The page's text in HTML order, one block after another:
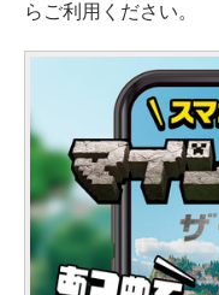
らご利用ください。